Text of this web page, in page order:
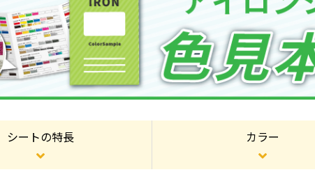
シートの特長 カラー